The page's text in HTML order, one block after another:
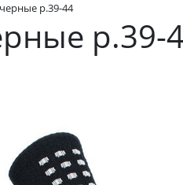
р.39-44
р.39-